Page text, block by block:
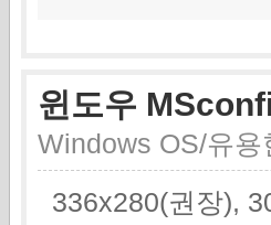
윈도우
Windows OS/유용
336x280(권장),